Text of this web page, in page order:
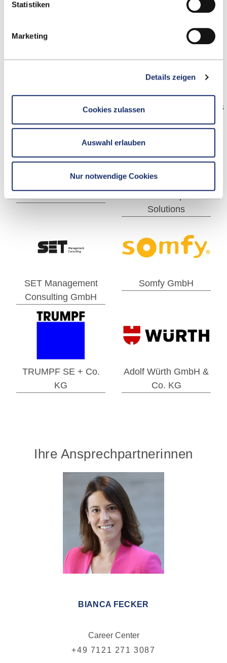
Statistiken
Marketing
Details zeigen
Cookies zulassen
Auswahl erlauben
Nur notwendige Cookies
Company
Procter & Gamble
PricewaterhouseCoopers
Solutions
SET Management
Consulting GmbH
Somfy GmbH
TRUMPF SE + Co.
KG
Adolf Würth GmbH &
Co. KG
Ihre Ansprechpartnerinnen
BIANCA FECKER
Career Center
+49 7121 271 3087